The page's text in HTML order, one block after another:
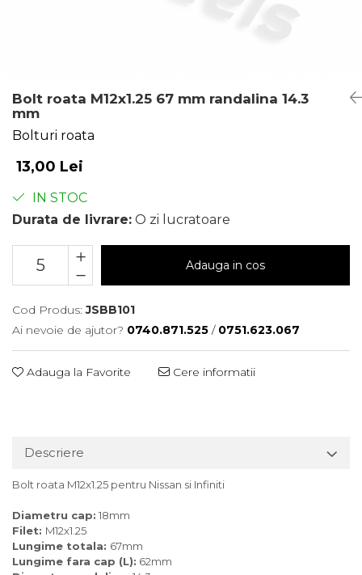
Bolt roata M12x1.25 67 mm randalina 14.3
mm
Bolturi roata
13,00 Lei
IN STOC
Durata de livrare: O zi lucratoare
Adauga in cos
Cod Produs: JSBB101
Ai nevoie de ajutor? 0740.871.525 / 0751.623.067
Adauga la Favorite Cere informatii
Descriere
Bolt roata M12x1.25 pentru Nissan si Infiniti
Diametru cap: 18mm
Filet: M12x1.25
Lungime totala: 67mm
Lungime fara cap (L): 62mm